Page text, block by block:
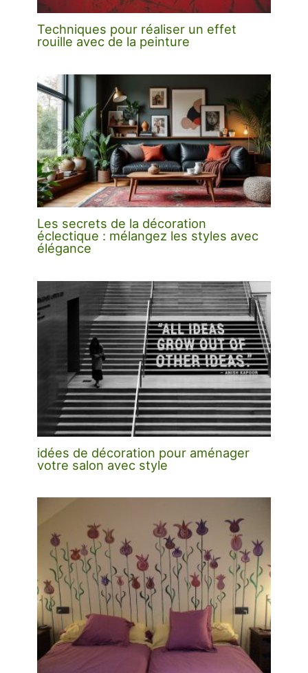
Techniques pour réaliser un effet
rouille avec de la peinture
Les secrets de la décoration
éclectique : mélangez les styles avec
élégance
idées de décoration pour aménager
votre salon avec style